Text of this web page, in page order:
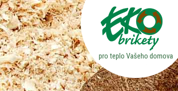
pro teplo Vašeho domova